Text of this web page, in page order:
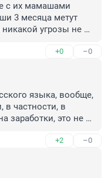
с их мамашами
3 месяца метут
угрозы не
+0 –0
языка, вообще,
в частности, в
заработки, это не
там, где родились, в
чего российское
на постройку
+2 –0